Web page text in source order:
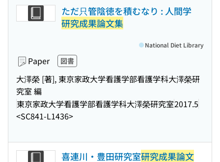
ただ只管陰徳を積むなり : 人間学
研究成果論文集
Paper 図書
大澤榮 [著], 東京家政大学看護学部看護学科大澤榮研
究室 編
東京家政大学看護学部看護学科大澤榮研究室2017.5
<SC841-L1436>
National Diet Library
喜連川・豊田研究室研究成果論文